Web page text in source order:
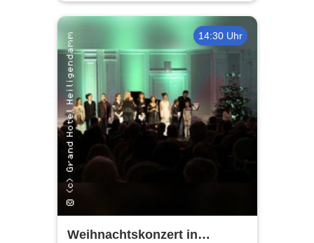
14:30 Uhr
Weihnachtskonzert in